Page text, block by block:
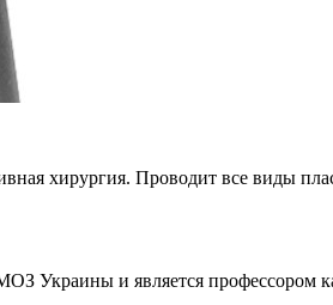
хирургия. Проводит все виды
Украины и является профессором